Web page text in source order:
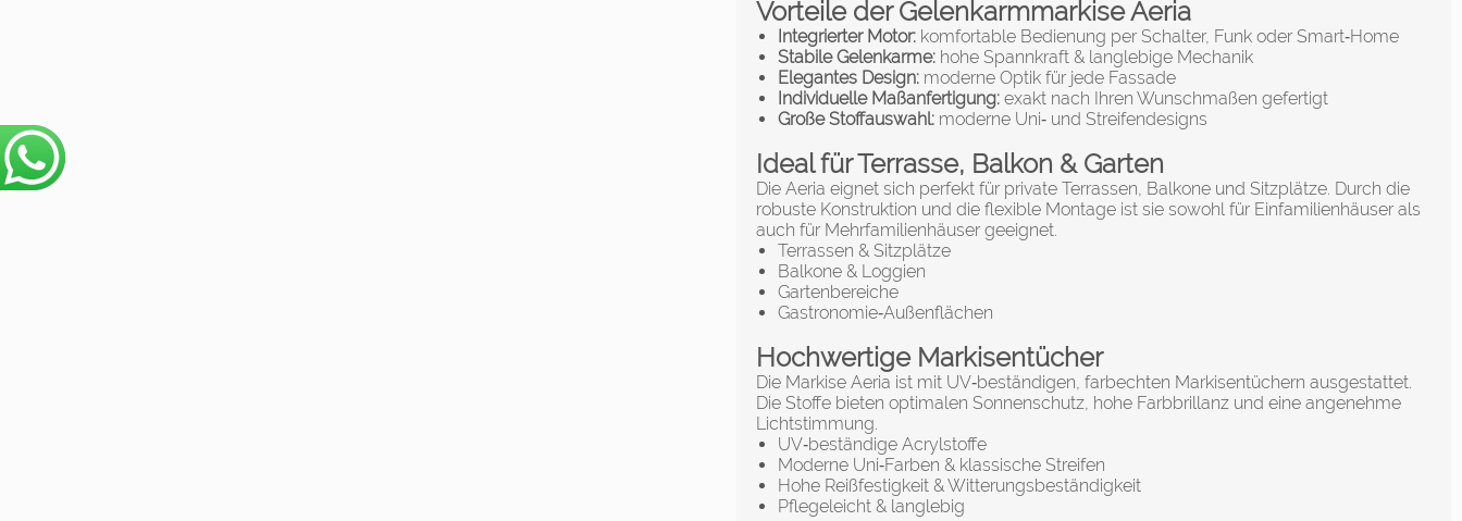
Vorteile der Gelenkarmmarkise Aeria
Integrierter Motor: komfortable Bedienung per Schalter, Funk oder Smart‑Home
Stabile Gelenkarme: hohe Spannkraft & langlebige Mechanik
Elegantes Design: moderne Optik für jede Fassade
Individuelle Maßanfertigung: exakt nach Ihren Wunschmaßen gefertigt
Große Stoffauswahl: moderne Uni‑ und Streifendesigns
Ideal für Terrasse, Balkon & Garten
Die Aeria eignet sich perfekt für private Terrassen, Balkone und Sitzplätze. Durch die
robuste Konstruktion und die flexible Montage ist sie sowohl für Einfamilienhäuser als
auch für Mehrfamilienhäuser geeignet.
Terrassen & Sitzplätze
Balkone & Loggien
Gartenbereiche
Gastronomie‑Außenflächen
Hochwertige Markisentücher
Die Markise Aeria ist mit UV‑beständigen, farbechten Markisentüchern ausgestattet.
Die Stoffe bieten optimalen Sonnenschutz, hohe Farbbrillanz und eine angenehme
Lichtstimmung.
UV‑beständige Acrylstoffe
Moderne Uni‑Farben & klassische Streifen
Hohe Reißfestigkeit & Witterungsbeständigkeit
Pflegeleicht & langlebig